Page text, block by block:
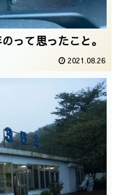
って思ったこと。
2021.08.26